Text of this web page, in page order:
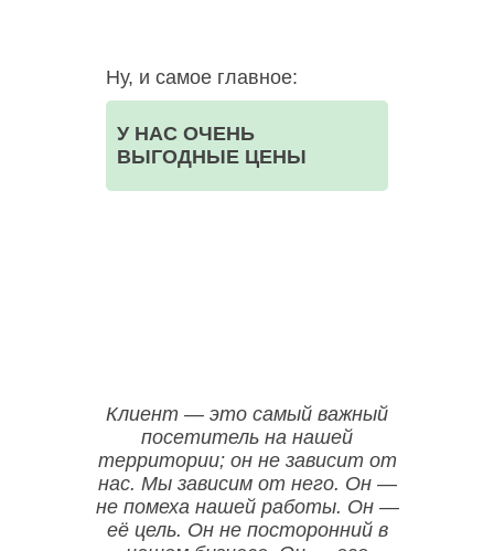
Ну, и самое главное:
У НАС ОЧЕНЬ
ВЫГОДНЫЕ ЦЕНЫ
Клиент — это самый важный
посетитель на нашей
территории; он не зависит от
нас. Мы зависим от него. Он —
не помеха нашей работы. Он —
её цель. Он не посторонний в